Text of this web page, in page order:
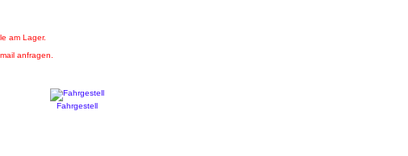
am Lager.
anfragen.
Fahrgestell